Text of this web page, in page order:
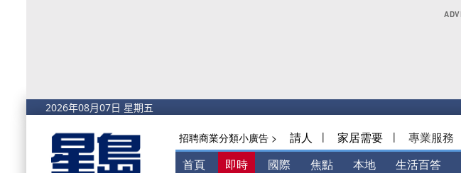
招聘商業分類小廣告 > 請人 | 家居需要 | 專業服務
首頁 即時 國際 焦點 本地 生活百答